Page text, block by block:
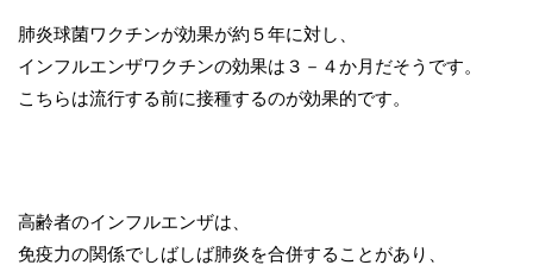
肺炎球菌ワクチンが効果が約５年に対し、
インフルエンザワクチンの効果は３－４か月だそうです。
こちらは流行する前に接種するのが効果的です。
高齢者のインフルエンザは、
免疫力の関係でしばしば肺炎を合併することがあり、